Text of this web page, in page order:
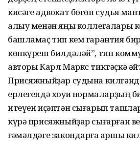
кисәге адвокат бөгөн судья
алыу менән яңы коллегалары
башламаҫ тип кем гарантия
көнкүреш билдәләй”, тип
авторы Карл Маркс тиктәҫкә
Присяжныйҙар судына
ерлегендә хоҡуҡи нормаларҙың
итеүен иҫәптән сығарып
күрә присяжныйҙар сығарған
ғәмәлдәге закондарға ҡаршы